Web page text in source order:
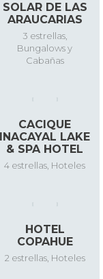
SOLAR DE LAS
ARAUCARIAS
3 estrellas,
Bungalows y
Cabañas
CACIQUE
INACAYAL LAKE
& SPA HOTEL
4 estrellas Hoteles
HOTEL
COPAHUE
2 estrellas, Hoteles